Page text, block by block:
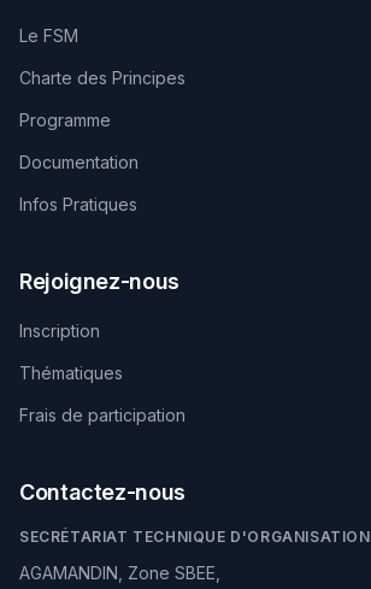
Le FSM
Charte des Principes
Programme
Documentation
Infos Pratiques
Rejoignez-nous
Inscription
Thématiques
Frais de participation
Contactez-nous
SECRÉTARIAT TECHNIQUE D'ORGANISATION
AGAMANDIN, Zone SBEE,